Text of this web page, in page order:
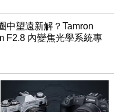
中望遠新解？Tamron
F2.8 內變焦光學系統專